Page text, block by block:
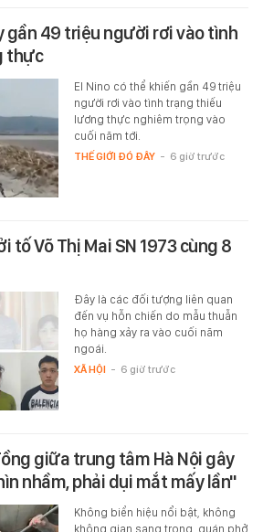
gần 49 triệu người rơi vào tình
thực
El Nino có thể khiến gần 49 triệu
người rơi vào tình trạng thiếu
lương thực nghiêm trọng vào
cuối năm tới.
THẾ GIỚI ĐÓ ĐÂY - 6 giờ trước
tố Võ Thị Mai SN 1973 cùng 8
Đây là các đối tượng liên quan
đến vụ hỗn chiến do mẫu thuẫn
họ hàng xảy ra vào cuối năm
ngoái.
XÃ HỘI - 6 giờ trước
giữa trung tâm Hà Nội gây
nhầm, phải dụi mắt mấy lần"
Không biển hiệu nổi bật, không
không gian sang trọng, quán phở